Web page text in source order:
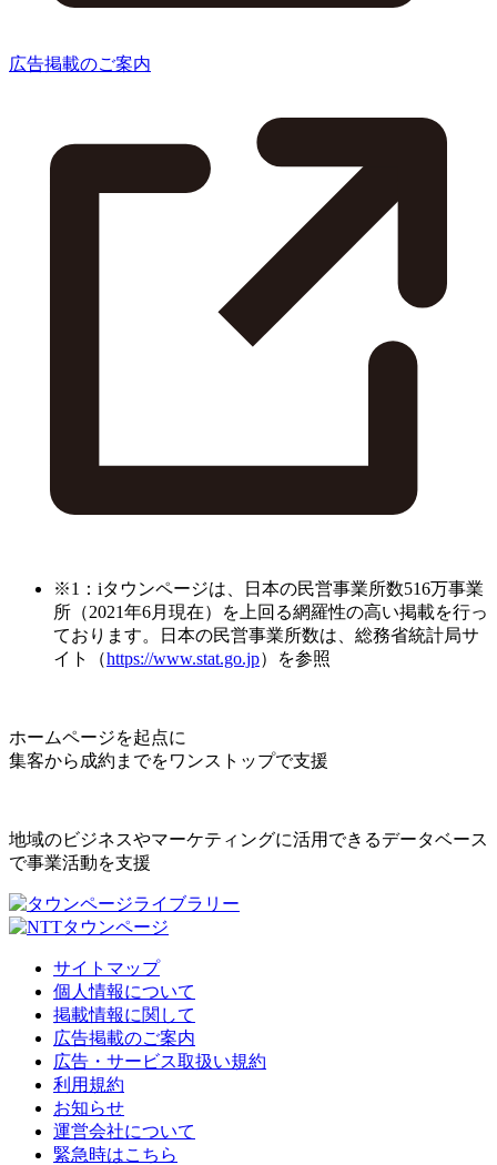
広告掲載のご案内
※1：iタウンページは、日本の民営事業所数516万事業
所（2021年6月現在）を上回る網羅性の高い掲載を行っ
ております。日本の民営事業所数は、総務省統計局サ
イト（https://www.stat.go.jp）を参照
ホームページを起点に
集客から成約までをワンストップで支援
地域のビジネスやマーケティングに活用できるデータベース
で事業活動を支援
サイトマップ
個人情報について
掲載情報に関して
広告掲載のご案内
広告・サービス取扱い規約
利用規約
お知らせ
運営会社について
緊急時はこちら